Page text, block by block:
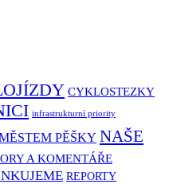
CYKLOSTEZKY
infrastrukturní priority
PĚŠKY NAŠE
A KOMENTÁŘE
REPORTY